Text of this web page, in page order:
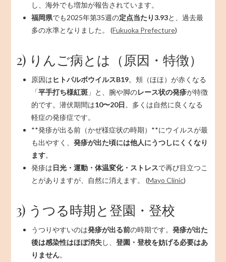
し、海外でも増加が報告されています。
福岡県でも2025年第35週の定点当たり3.93と、過去最
多の水準となりました。 (Fukuoka Prefecture)
2) りんご病とは（原因・特徴）
原因はヒトパルボウイルスB19。頬（ほほ）が赤くなる
「平手打ち様紅斑 」と、腕や脚のレース状の発疹が特徴
的です。潜伏期間は10〜20日 。多くは自然に良くなる
軽症の発疹症です。
**発疹が出る前（かぜ様症状の時期）**にウイルスが最
も出やすく、発疹が出た頃には他人にうつしにくくなり
ます。
発疹は日光・運動・体温変化・ストレスで再び目立つこ
とがありますが、自然に消えます。 (Mayo Clinic)
3) うつる時期と登園・登校
うつりやすいのは発疹が出る前の時期です。発疹が出た
後は感染性はほぼ消失し、登園・登校を妨げる必要はあ
りません。